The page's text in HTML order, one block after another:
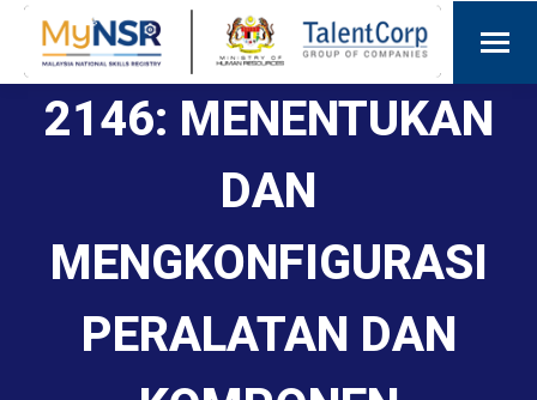
2146: MENENTUKAN
DAN
MENGKONFIGURASI
PERALATAN DAN